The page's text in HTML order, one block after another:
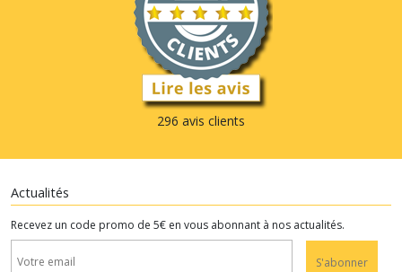
296 avis clients
Actualités
Recevez un code promo de 5€ en vous abonnant à nos actualités.
S'abonner